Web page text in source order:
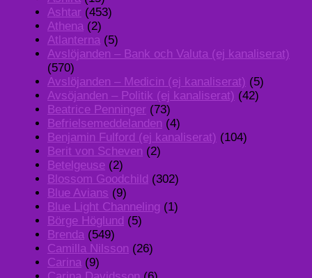
Ashtar (453)
Athena (2)
Atlanterna (5)
Avslöjanden – Bank och Valuta (ej kanaliserat)
(570)
Avslöjanden – Medicin (ej kanaliserat) (5)
Avsöjanden – Politik (ej kanaliserat) (42)
Beatrice Penninger (73)
Befrielsemeddelanden (4)
Benjamin Fulford (ej kanaliserat) (104)
Berit von Scheven (2)
Betelgeuse (2)
Blossom Goodchild (302)
Blue Avians (9)
Blue Light Channeling (1)
Börge Höglund (5)
Brenda (549)
Camilla Nilsson (26)
Carina (9)